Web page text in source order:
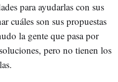
para ayudarlas con sus
cuáles son sus propuestas
la gente que pasa por
pero no tienen los